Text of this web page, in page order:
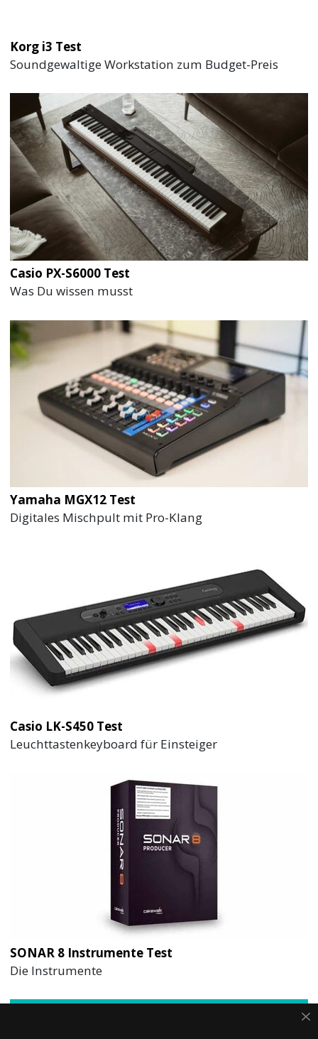
Korg i3 Test
Soundgewaltige Workstation zum Budget-Preis
Casio PX-S6000 Test
Was Du wissen musst
Yamaha MGX12 Test
Digitales Mischpult mit Pro-Klang
Casio LK-S450 Test
Leuchttastenkeyboard für Einsteiger
SONAR 8 Instrumente Test
Die Instrumente